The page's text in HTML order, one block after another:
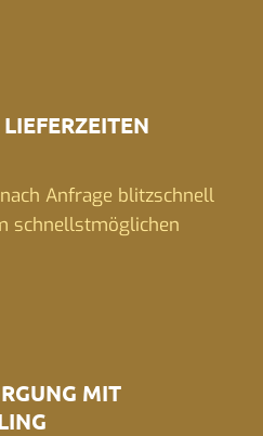
Anfrage blitzschnell
schnellstmöglichen
MIT